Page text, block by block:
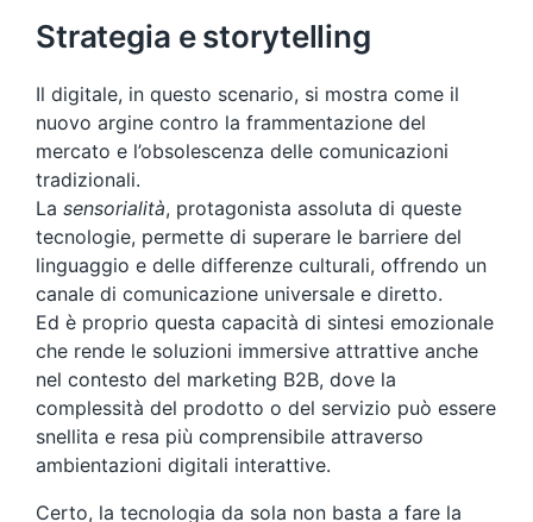
Strategia e storytelling
Il digitale, in questo scenario, si mostra come il
nuovo argine contro la frammentazione del
mercato e l’obsolescenza delle comunicazioni
tradizionali.
La sensorialità, protagonista assoluta di queste
tecnologie, permette di superare le barriere del
linguaggio e delle differenze culturali, offrendo un
canale di comunicazione universale e diretto.
Ed è proprio questa capacità di sintesi emozionale
che rende le soluzioni immersive attrattive anche
nel contesto del marketing B2B, dove la
complessità del prodotto o del servizio può essere
snellita e resa più comprensibile attraverso
ambientazioni digitali interattive.
Certo, la tecnologia da sola non basta a fare la